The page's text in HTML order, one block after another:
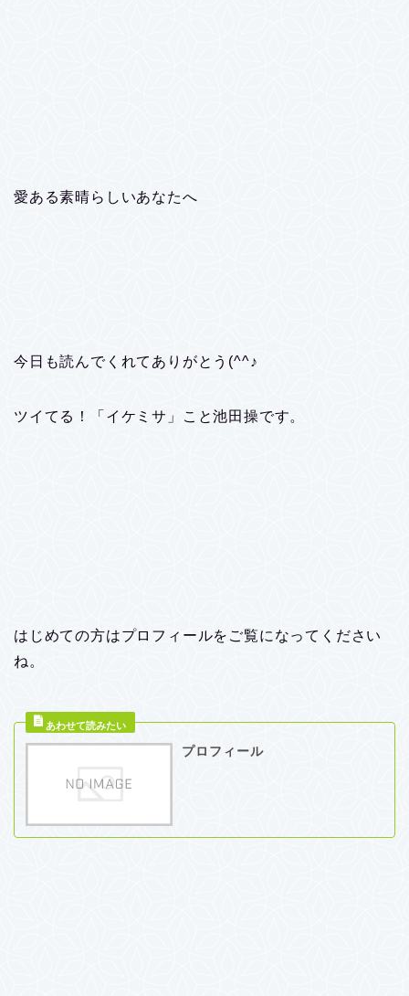
愛ある素晴らしいあなたへ
今日も読んでくれてありがとう(^^♪
ツイてる！「イケミサ」こと池田操です。
はじめての方はプロフィールをご覧になってください
ね。
プロフィール